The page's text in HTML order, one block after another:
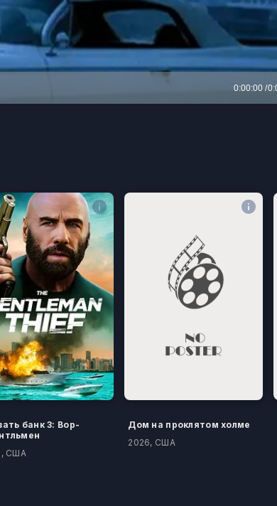
банк 3: Вор-
США
Дом на проклятом холме
2026, США